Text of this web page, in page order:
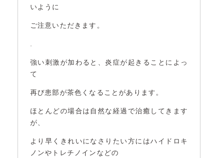
いように
ご注意いただきます。
.
強い刺激が加わると、炎症が起きることによっ
て
再び患部が茶色くなることがあります。
ほとんどの場合は自然な経過で治癒してきます
が、
より早くきれいになさりたい方にはハイドロキ
ノンやトレチノインなどの